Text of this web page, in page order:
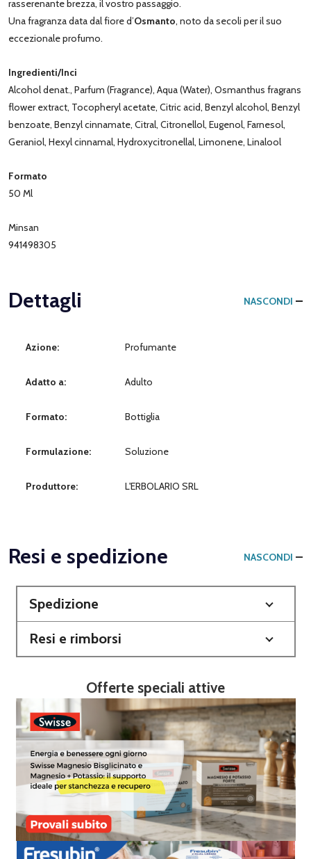
rasserenante brezza, il vostro passaggio.
Una fragranza data dal fiore d’Osmanto, noto da secoli per il suo
eccezionale profumo.
Ingredienti/Inci
Alcohol denat., Parfum (Fragrance), Aqua (Water), Osmanthus fragrans
flower extract, Tocopheryl acetate, Citric acid, Benzyl alcohol, Benzyl
benzoate, Benzyl cinnamate, Citral, Citronellol, Eugenol, Farnesol,
Geraniol, Hexyl cinnamal, Hydroxycitronellal, Limonene, Linalool
Formato
50 Ml
Minsan
941498305
Dettagli NASCONDI
Azione: Profumante
Adatto a: Adulto
Formato: Bottiglia
Formulazione: Soluzione
Produttore: L'ERBOLARIO SRL
Resi e spedizione NASCONDI
Spedizione
Resi e rimborsi
Offerte speciali attive